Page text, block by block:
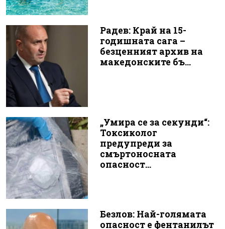
Радев: Край на 15-
годишната сага –
безценният архив на
македонските бъ...
„Умира се за секунди“:
Токсиколог
предупреди за
смъртоносната
опасност...
Безлов: Най-голямата
опасност е фентанилът